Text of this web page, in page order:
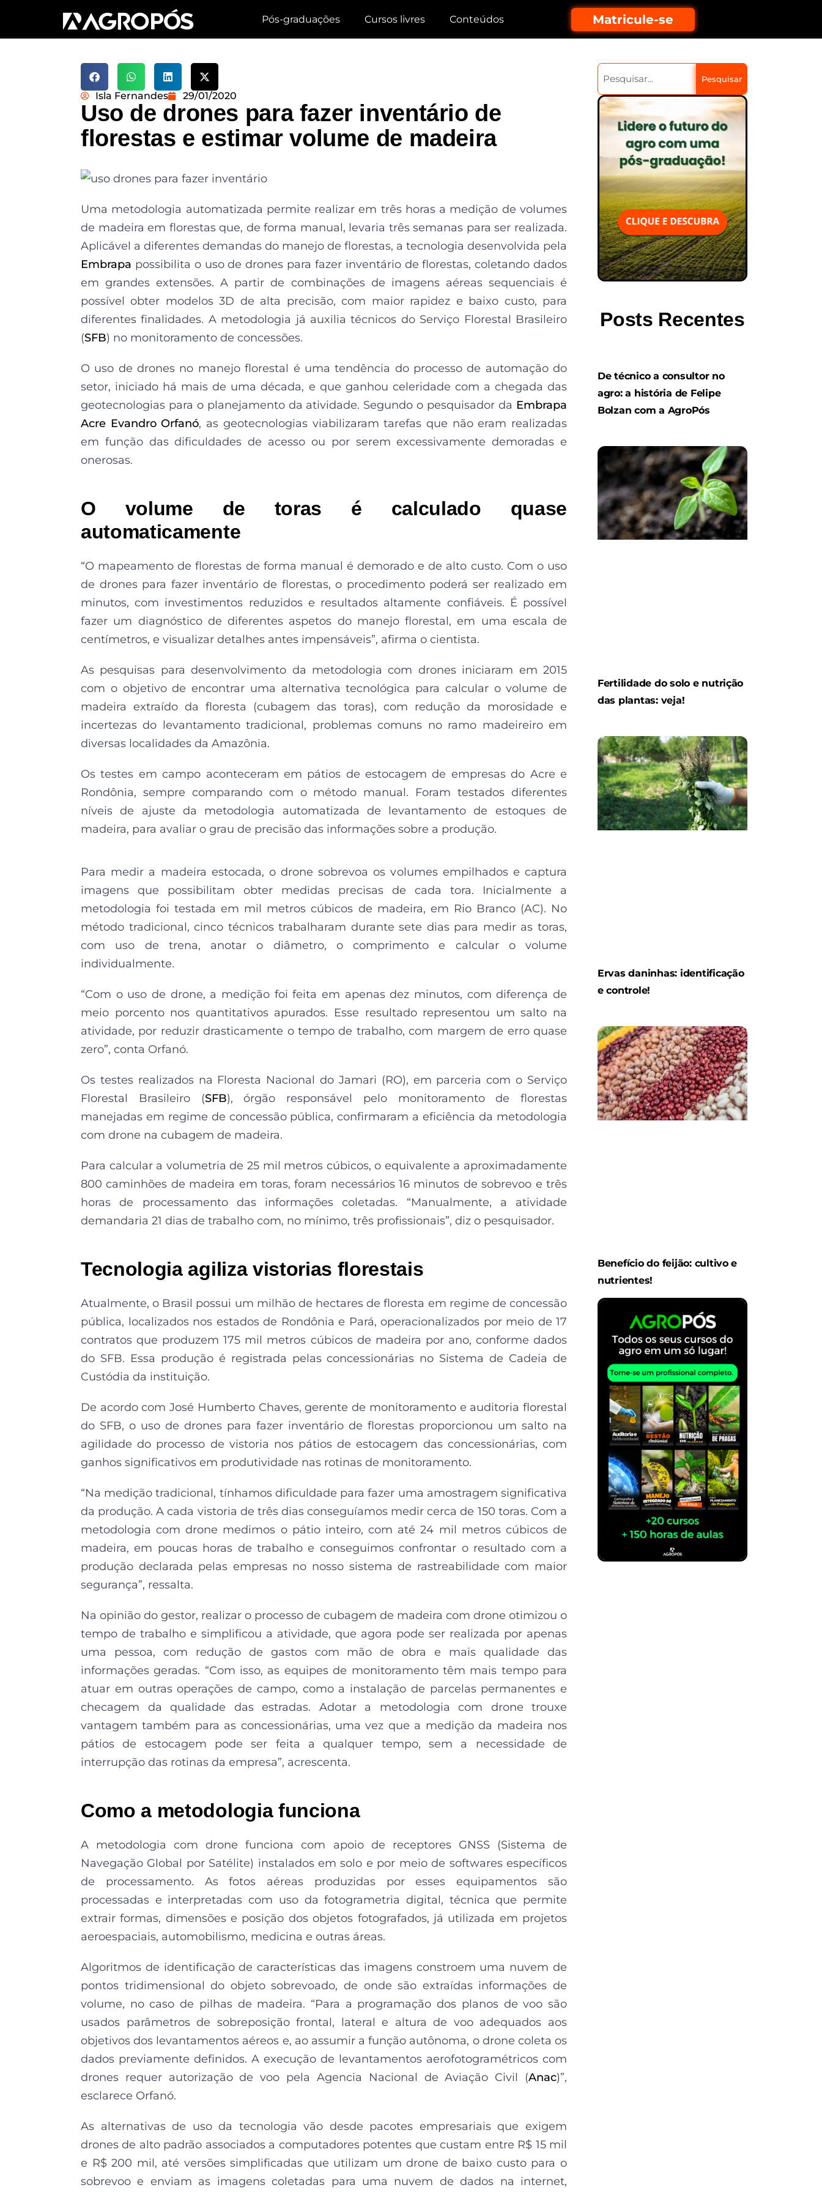
Pós-graduações Cursos livres Conteúdos Matricule-se
Isla Fernandes 29/01/2020
Uso de drones para fazer inventário de
florestas e estimar volume de madeira
Uma metodologia automatizada permite realizar em três horas a medição de volumes
de madeira em florestas que, de forma manual, levaria três semanas para ser realizada.
Aplicável a diferentes demandas do manejo de florestas, a tecnologia desenvolvida pela
Embrapa possibilita o uso de drones para fazer inventário de florestas, coletando dados
em grandes extensões. A partir de combinações de imagens aéreas sequenciais é
possível obter modelos 3D de alta precisão, com maior rapidez e baixo custo, para
diferentes finalidades. A metodologia já auxilia técnicos do Serviço Florestal Brasileiro
(SFB) no monitoramento de concessões.
O uso de drones no manejo florestal é uma tendência do processo de automação do
setor, iniciado há mais de uma década, e que ganhou celeridade com a chegada das
geotecnologias para o planejamento da atividade. Segundo o pesquisador da Embrapa
Acre Evandro Orfanó, as geotecnologias viabilizaram tarefas que não eram realizadas
em função das dificuldades de acesso ou por serem excessivamente demoradas e
onerosas.
O volume de toras é calculado quase
automaticamente
“O mapeamento de florestas de forma manual é demorado e de alto custo. Com o uso
de drones para fazer inventário de florestas, o procedimento poderá ser realizado em
minutos, com investimentos reduzidos e resultados altamente confiáveis. É possível
fazer um diagnóstico de diferentes aspetos do manejo florestal, em uma escala de
centímetros, e visualizar detalhes antes impensáveis”, afirma o cientista.
As pesquisas para desenvolvimento da metodologia com drones iniciaram em 2015
com o objetivo de encontrar uma alternativa tecnológica para calcular o volume de
madeira extraído da floresta (cubagem das toras), com redução da morosidade e
incertezas do levantamento tradicional, problemas comuns no ramo madeireiro em
diversas localidades da Amazônia.
Os testes em campo aconteceram em pátios de estocagem de empresas do Acre e
Rondônia, sempre comparando com o método manual. Foram testados diferentes
níveis de ajuste da metodologia automatizada de levantamento de estoques de
madeira, para avaliar o grau de precisão das informações sobre a produção.
Para medir a madeira estocada, o drone sobrevoa os volumes empilhados e captura
imagens que possibilitam obter medidas precisas de cada tora. Inicialmente a
metodologia foi testada em mil metros cúbicos de madeira, em Rio Branco (AC). No
método tradicional, cinco técnicos trabalharam durante sete dias para medir as toras,
com uso de trena, anotar o diâmetro, o comprimento e calcular o volume
individualmente.
“Com o uso de drone, a medição foi feita em apenas dez minutos, com diferença de
meio porcento nos quantitativos apurados. Esse resultado representou um salto na
atividade, por reduzir drasticamente o tempo de trabalho, com margem de erro quase
zero”, conta Orfanó.
Os testes realizados na Floresta Nacional do Jamari (RO), em parceria com o Serviço
Florestal Brasileiro (SFB), órgão responsável pelo monitoramento de florestas
manejadas em regime de concessão pública, confirmaram a eficiência da metodologia
com drone na cubagem de madeira.
Para calcular a volumetria de 25 mil metros cúbicos, o equivalente a aproximadamente
800 caminhões de madeira em toras, foram necessários 16 minutos de sobrevoo e três
horas de processamento das informações coletadas. “Manualmente, a atividade
demandaria 21 dias de trabalho com, no mínimo, três profissionais”, diz o pesquisador.
Tecnologia agiliza vistorias florestais
Atualmente, o Brasil possui um milhão de hectares de floresta em regime de concessão
pública, localizados nos estados de Rondônia e Pará, operacionalizados por meio de 17
contratos que produzem 175 mil metros cúbicos de madeira por ano, conforme dados
do SFB. Essa produção é registrada pelas concessionárias no Sistema de Cadeia de
Custódia da instituição.
De acordo com José Humberto Chaves, gerente de monitoramento e auditoria florestal
do SFB, o uso de drones para fazer inventário de florestas proporcionou um salto na
agilidade do processo de vistoria nos pátios de estocagem das concessionárias, com
ganhos significativos em produtividade nas rotinas de monitoramento.
“Na medição tradicional, tínhamos dificuldade para fazer uma amostragem significativa
da produção. A cada vistoria de três dias conseguíamos medir cerca de 150 toras. Com a
metodologia com drone medimos o pátio inteiro, com até 24 mil metros cúbicos de
madeira, em poucas horas de trabalho e conseguimos confrontar o resultado com a
produção declarada pelas empresas no nosso sistema de rastreabilidade com maior
segurança”, ressalta.
Na opinião do gestor, realizar o processo de cubagem de madeira com drone otimizou o
tempo de trabalho e simplificou a atividade, que agora pode ser realizada por apenas
uma pessoa, com redução de gastos com mão de obra e mais qualidade das
informações geradas. “Com isso, as equipes de monitoramento têm mais tempo para
atuar em outras operações de campo, como a instalação de parcelas permanentes e
checagem da qualidade das estradas. Adotar a metodologia com drone trouxe
vantagem também para as concessionárias, uma vez que a medição da madeira nos
pátios de estocagem pode ser feita a qualquer tempo, sem a necessidade de
interrupção das rotinas da empresa”, acrescenta.
Como a metodologia funciona
A metodologia com drone funciona com apoio de receptores GNSS (Sistema de
Navegação Global por Satélite) instalados em solo e por meio de softwares específicos
de processamento. As fotos aéreas produzidas por esses equipamentos são
processadas e interpretadas com uso da fotogrametria digital, técnica que permite
extrair formas, dimensões e posição dos objetos fotografados, já utilizada em projetos
aeroespaciais, automobilismo, medicina e outras áreas.
Algoritmos de identificação de características das imagens constroem uma nuvem de
pontos tridimensional do objeto sobrevoado, de onde são extraídas informações de
volume, no caso de pilhas de madeira. “Para a programação dos planos de voo são
usados parâmetros de sobreposição frontal, lateral e altura de voo adequados aos
objetivos dos levantamentos aéreos e, ao assumir a função autônoma, o drone coleta os
dados previamente definidos. A execução de levantamentos aerofotogramétricos com
drones requer autorização de voo pela Agencia Nacional de Aviação Civil (Anac)”,
esclarece Orfanó.
As alternativas de uso da tecnologia vão desde pacotes empresariais que exigem
drones de alto padrão associados a computadores potentes que custam entre R$ 15 mil
e R$ 200 mil, até versões simplificadas que utilizam um drone de baixo custo para o
sobrevoo e enviam as imagens coletadas para uma nuvem de dados na internet,
Pesquisar
Posts Recentes
De técnico a consultor no
agro: a história de Felipe
Bolzan com a AgroPós
Fertilidade do solo e nutrição
das plantas: veja!
Ervas daninhas: identificação
e controle!
Benefício do feijão: cultivo e
nutrientes!